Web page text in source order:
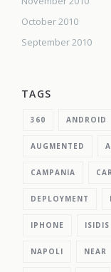
October 2010
September 2010
TAGS
360 ANDROID
AUGMENTED
CAMPANIA
DEPLOYMENT
IPHONE ISIDIS
NAPOLI NEAR